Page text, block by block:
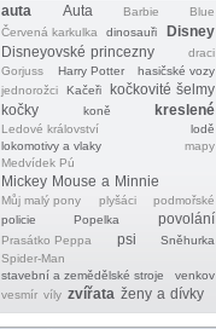
auta Auta Barbie
Blue
Červená karkulka
dinosauři
Disney
Disneyovské princezny
draci
Gorjuss
Harry Potter
hasičské vozy
jednorožci
Kačeři
kočkovité šelmy
kočky
koně kreslené
Ledové království
lodě
lokomotivy a vlaky
mapy
Medvídek Pú
Mickey Mouse a Minnie
Můj malý pony plyšáci
podmořské
policie
Popelka povolání
Prasátko Peppa psi
Sněhurka
Spider‐Man
stavební a zemědělské stroje
venkov
vesmír víly zvířata ženy a dívky